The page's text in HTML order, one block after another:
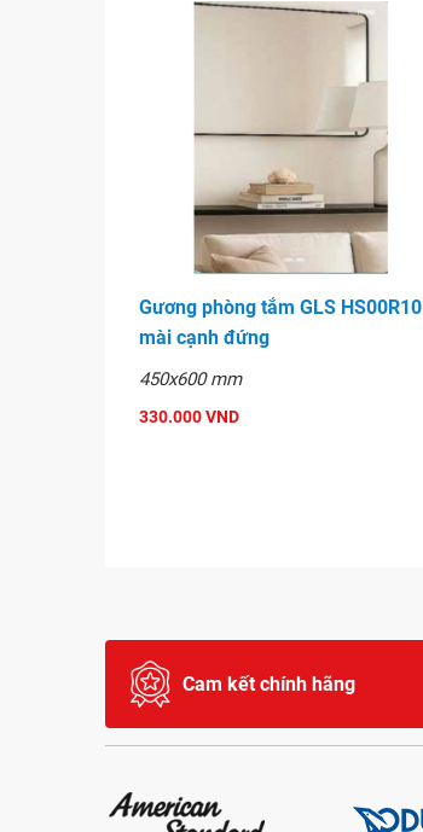
Gương phòng tắm GLS HS00R10
mài cạnh đứng
450x600 mm
330.000 VND
Cam kết chính hãng